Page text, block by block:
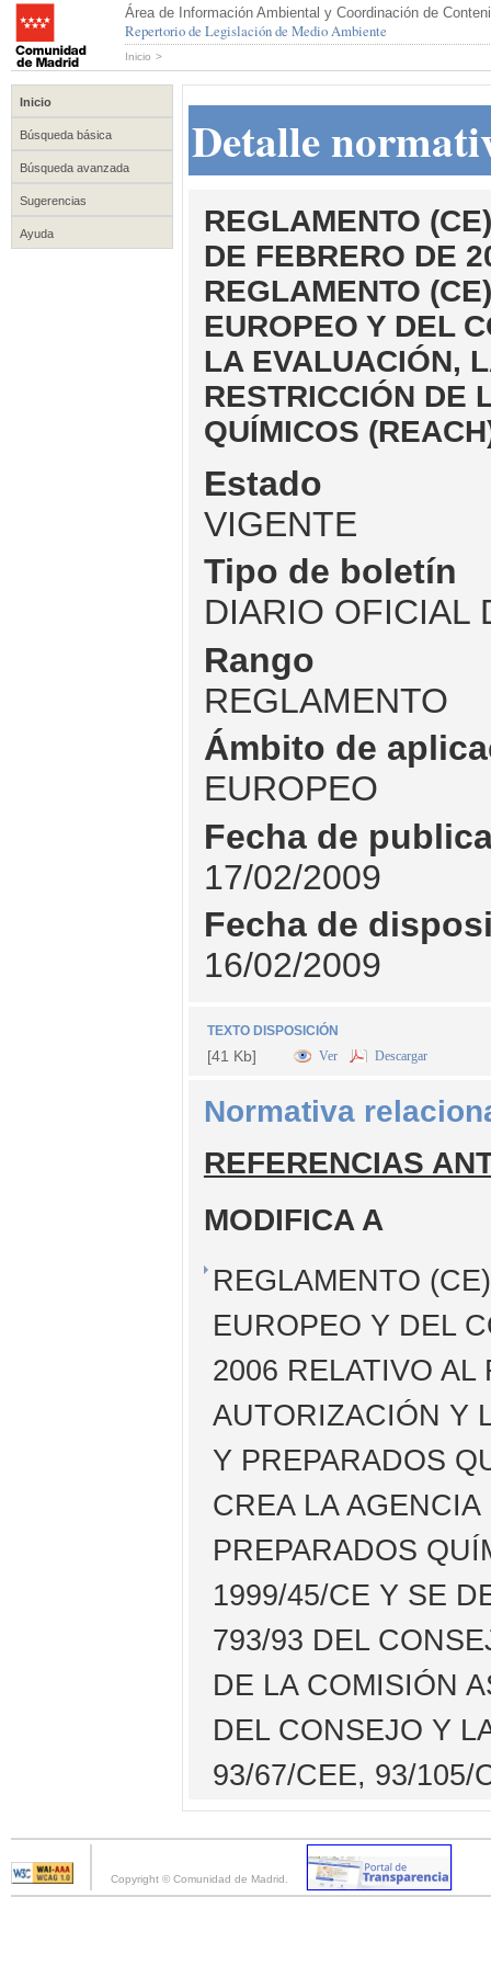
Área de Información Ambiental y Coordinación de
Repertorio de Legislación de Medio Ambiente
Inicio >
Inicio
Búsqueda básica
Búsqueda avanzada
Sugerencias
Ayuda
Detalle
REGLAMENTO
DE FEBRERO DE
REGLAMENTO
EUROPEO Y DEL
LA EVALUACIÓN,
RESTRICCIÓN DE
QUÍMICOS
Estado
VIGENTE
Tipo de boletín
DIARIO OFICIAL
Rango
REGLAMENTO
Ámbito de
EUROPEO
Fecha de
17/02/2009
Fecha de
16/02/2009
TEXTO DISPOSICIÓN
[41 Kb] Ver Descargar
Normativa
REFERENCIAS
MODIFICA A
REGLAMENTO
EUROPEO Y DEL
2006 RELATIVO AL
AUTORIZACIÓN Y
Y PREPARADOS
CREA LA
PREPARADOS
1999/45/CE Y SE
793/93 DEL
DE LA COMISIÓN
DEL CONSEJO Y
93/67/CEE, 93/105/
Copyright © Comunidad de Madrid.